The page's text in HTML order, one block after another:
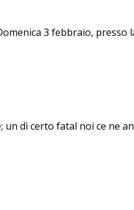
Domenica 3 febbraio,
un dì certo fatal noi ce ne